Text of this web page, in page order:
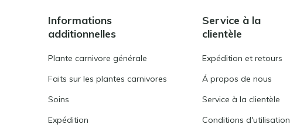
Informations
additionnelles
Plante carnivore générale
Faits sur les plantes carnivores
Soins
Expédition
Service à la
clientèle
Expédition et retours
Á propos de nous
Service à la clientèle
Conditions d'utilisation